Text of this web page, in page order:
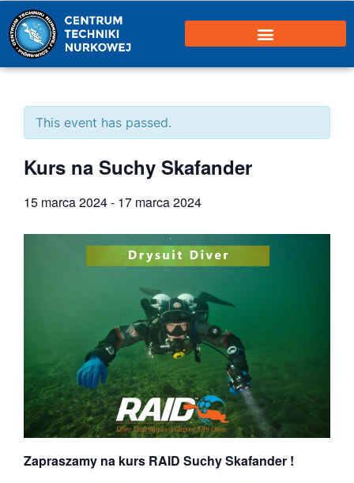
This event has passed.
Kurs na Suchy Skafander
15 marca 2024- 17 marca 2024
Zapraszamy na kurs RAID Suchy Skafander !